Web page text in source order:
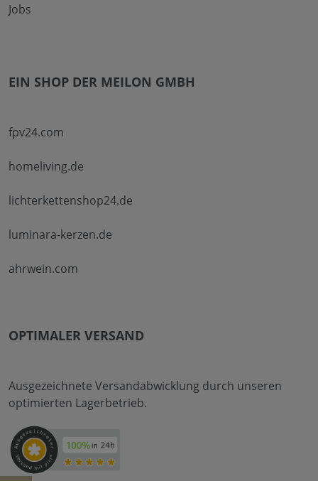
Jobs
EIN SHOP DER MEILON GMBH
fpv24.com
homeliving.de
lichterkettenshop24.de
luminara-kerzen.de
ahrwein.com
OPTIMALER VERSAND
Ausgezeichnete Versandabwicklung durch unseren
optimierten Lagerbetrieb.